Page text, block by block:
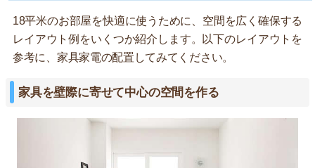
18平米のお部屋を快適に使うために、空間を広く確保する
レイアウト例をいくつか紹介します。以下のレイアウトを
参考に、家具家電の配置してみてください。
家具を壁際に寄せて中心の空間を作る